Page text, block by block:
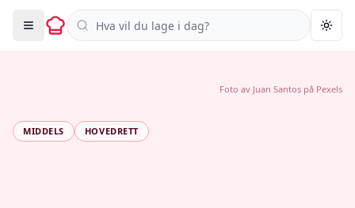
Søk i oppskrifter
MIDDELS HOVEDRETT
Foto av Juan Santos på Pexels